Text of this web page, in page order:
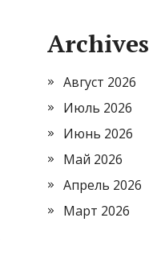
Archives
Август 2026
Июль 2026
Июнь 2026
Май 2026
Апрель 2026
Март 2026